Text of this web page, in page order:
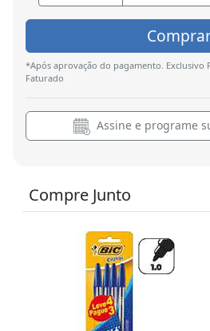
*Após aprovação do pagamento. Exclusivo
Faturado
Assine e programe
Compre Junto